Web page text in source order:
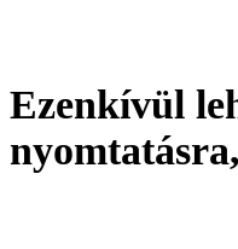
Ezenkívül